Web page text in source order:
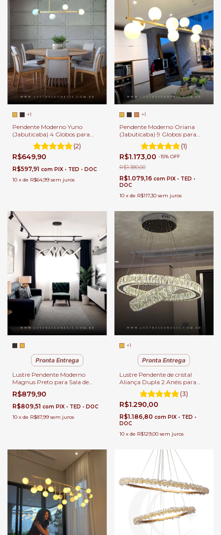
+1
Pendente Moderno Yuno
(Jabuticaba) 4 Globos para
Sala de Jantar e Ambientes
Gourmet
(2)
R$649,90
R$597,91 com PIX • TED • DOC
10 x de R$64,99 sem juros
+1
Pendente Moderno Oriana
(Jabuticaba) 9 Globos para
Sala de Jantar e Ambientes
Gourmet
(1)
R$1.173,00 -15% OFF
R$1.380,00
R$1.079,16 com PIX • TED •
DOC
10 x de R$117,30 sem juros
Pronta Entrega
Lustre Pendente Moderno
Magnus Preto para Sala de
Jantar, Quartos e Sala de Estar
e Apartamento.
R$879,90
R$809,51 com PIX • TED • DOC
10 x de R$87,99 sem juros
+1
Pronta Entrega
Lustre Pendente de cristal
Aliança Dupla 2 Anéis para
Sala de Jantar Sala de Estar e
Quartos.
(3)
R$1.290,00
R$1.186,80 com PIX • TED •
DOC
10 x de R$129,00 sem juros